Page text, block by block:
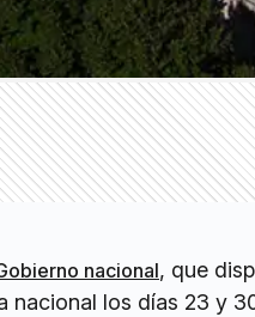
nacional, que
nacional los días 23 y